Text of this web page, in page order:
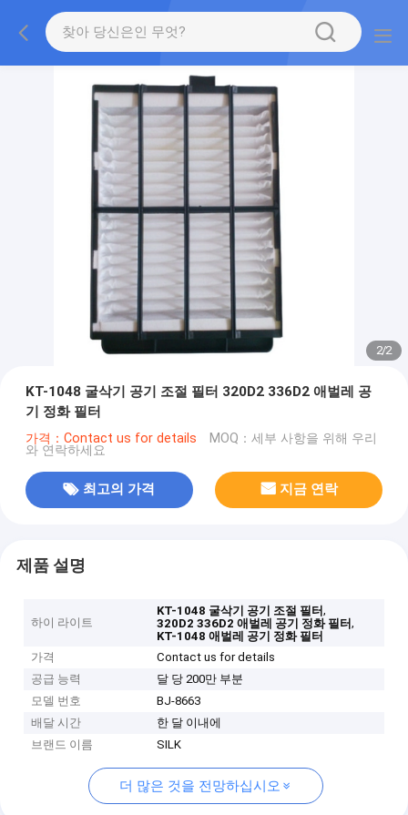
2/2
KT-1048 굴삭기 공기 조절 필터 320D2 336D2 애벌레 공
기 정화 필터
가격：Contact us for details MOQ：세부 사항을 위해 우리
와 연락하세요
최고의 가격 지금 연락
제품 설명
하이 라이트
KT-1048 굴삭기 공기 조절 필터,
320D2 336D2 애벌레 공기 정화 필터,
KT-1048 애벌레 공기 정화 필터
가격
Contact us for details
공급 능력
달 당 200만 부분
모델 번호
BJ-8663
배달 시간
한 달 이내에
브랜드 이름
SILK
더 많은 것을 전망하십시오